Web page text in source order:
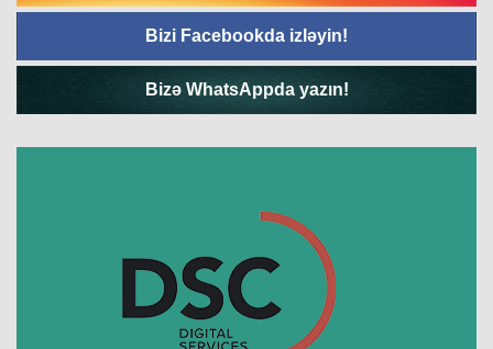
Bizi Facebookda izləyin!
Bizə WhatsAppda yazın!